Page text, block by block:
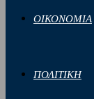
ΟΙΚΟΝΟΜΙΑ
ΠΟΛΙΤΙΚΗ